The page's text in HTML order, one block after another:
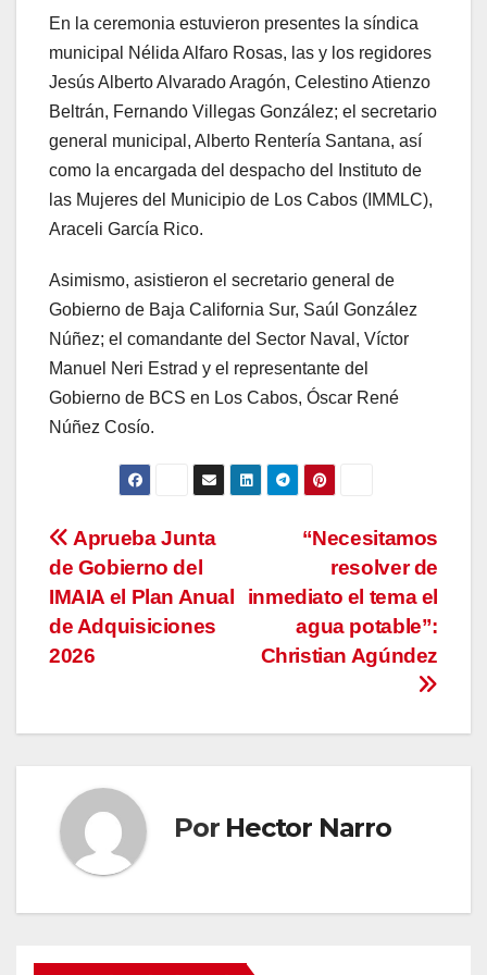
En la ceremonia estuvieron presentes la síndica
municipal Nélida Alfaro Rosas, las y los regidores
Jesús Alberto Alvarado Aragón, Celestino Atienzo
Beltrán, Fernando Villegas González; el secretario
general municipal, Alberto Rentería Santana, así
como la encargada del despacho del Instituto de
las Mujeres del Municipio de Los Cabos (IMMLC),
Araceli García Rico.
Asimismo, asistieron el secretario general de
Gobierno de Baja California Sur, Saúl González
Núñez; el comandante del Sector Naval, Víctor
Manuel Neri Estrad y el representante del
Gobierno de BCS en Los Cabos, Óscar René
Núñez Cosío.
Navegación
de
entradas
“Necesitamos
resolver de
inmediato el tema el
agua potable”:
Christian Agúndez
Aprueba Junta
de Gobierno del
IMAIA el Plan Anual
de Adquisiciones
2026
Por Hector Narro